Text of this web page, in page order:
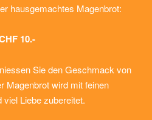
hausgemachtes Magenbrot:
10.-
Sie den Geschmack von
Magenbrot wird mit feinen
Liebe zubereitet.